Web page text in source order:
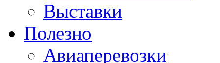
Выставки
Полезно
Авиаперевозки